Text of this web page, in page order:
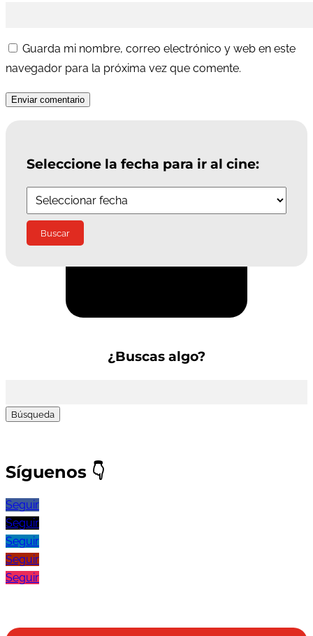
Guarda mi nombre, correo electrónico y web en este
navegador para la próxima vez que comente.
Enviar comentario
Seleccione la fecha para ir al cine:
¿Buscas algo?
Síguenos 👇
Seguir
Seguir
Seguir
Seguir
Seguir